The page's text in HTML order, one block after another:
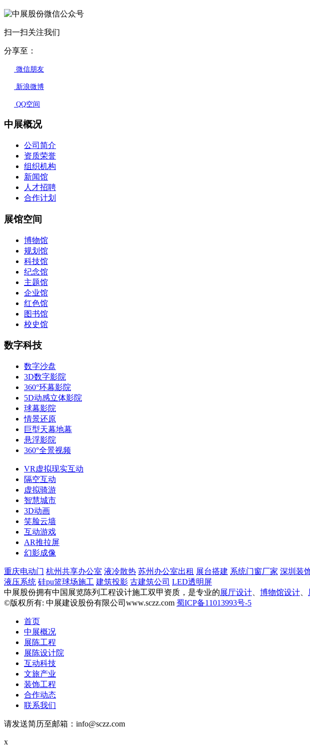
扫一扫关注我们
分享至：
微信朋友
新浪微博
QQ空间
中展概况
公司简介
资质荣誉
组织机构
新闻馆
人才招聘
合作计划
展馆空间
博物馆
规划馆
科技馆
纪念馆
主题馆
企业馆
红色馆
图书馆
校史馆
数字科技
数字沙盘
3D数字影院
360°环幕影院
5D动感立体影院
球幕影院
情景还原
巨型天幕地幕
悬浮影院
360°全景视频
VR虚拟现实互动
隔空互动
虚拟骑游
智慧城市
3D动画
笑脸云墙
互动游戏
AR推拉屏
幻影成像
重庆电动门 杭州共享办公室 液冷散热 苏州办公室出租 展台搭建 系统门窗厂家 深圳装
液压系统 硅pu篮球场施工 建筑投影 古建筑公司 LED透明屏
中展股份拥有中国展览陈列工程设计施工双甲资质，是专业的展厅设计 博物馆设计
©版权所有: 中展建设股份有限公司www.sczz.com 蜀ICP备11013993号-5
首页
中展概况
展陈工程
展陈设计院
互动科技
文旅产业
装饰工程
合作动态
联系我们
请发送简历至邮箱：info@sczz.com
x